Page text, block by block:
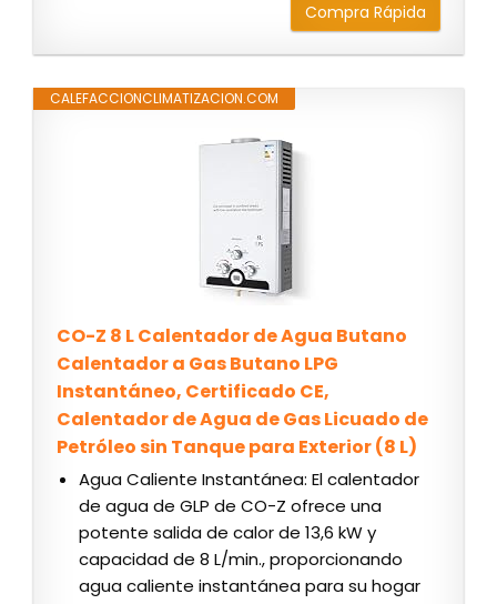
Compra Rápida
CALEFACCIONCLIMATIZACION.COM
CO-Z 8 L Calentador de Agua Butano
Calentador a Gas Butano LPG
Instantáneo, Certificado CE,
Calentador de Agua de Gas Licuado de
Petróleo sin Tanque para Exterior (8 L)
Agua Caliente Instantánea: El calentador
de agua de GLP de CO-Z ofrece una
potente salida de calor de 13,6 kW y
capacidad de 8 L/min., proporcionando
agua caliente instantánea para su hogar